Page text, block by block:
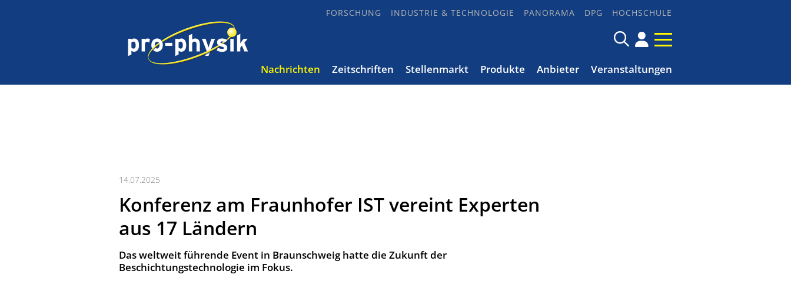
FORSCHUNG INDUSTRIE & TECHNOLOGIE PANORAMA DPG HOCHSCHULE
Nachrichten Zeitschriften Stellenmarkt Produkte Anbieter Veranstaltungen
14.07.2025
Konferenz am Fraunhofer IST vereint Experten
aus 17 Ländern
Das weltweit führende Event in Braunschweig hatte die Zukunft der
Beschichtungstechnologie im Fokus.